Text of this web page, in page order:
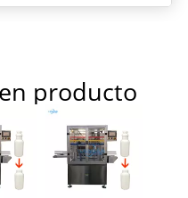
producto​​​​​​​